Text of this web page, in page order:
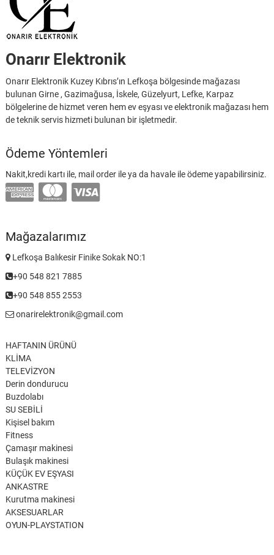
Onarır Elektronik
Onarır Elektronik Kuzey Kıbrıs’ın Lefkoşa bölgesinde mağazası
bulunan Girne , Gazimağusa, İskele, Güzelyurt, Lefke, Karpaz
bölgelerine de hizmet veren hem ev eşyası ve elektronik mağazası hem
de teknik servis hizmeti bulunan bir işletmedir.
Ödeme Yöntemleri
Nakit,kredi kartı ile, mail order ile ya da havale ile ödeme yapabilirsiniz.
Mağazalarımız
Lefkoşa Balıkesir Finike Sokak NO:1
+90 548 821 7885
+90 548 855 2553
onarirelektronik@gmail.com
HAFTANIN ÜRÜNÜ
KLİMA
TELEVİZYON
Derin dondurucu
Buzdolabı
SU SEBİLİ
Kişisel bakım
Fitness
Çamaşır makinesi
Bulaşık makinesi
KÜÇÜK EV EŞYASI
ANKASTRE
Kurutma makinesi
AKSESUARLAR
OYUN-PLAYSTATION